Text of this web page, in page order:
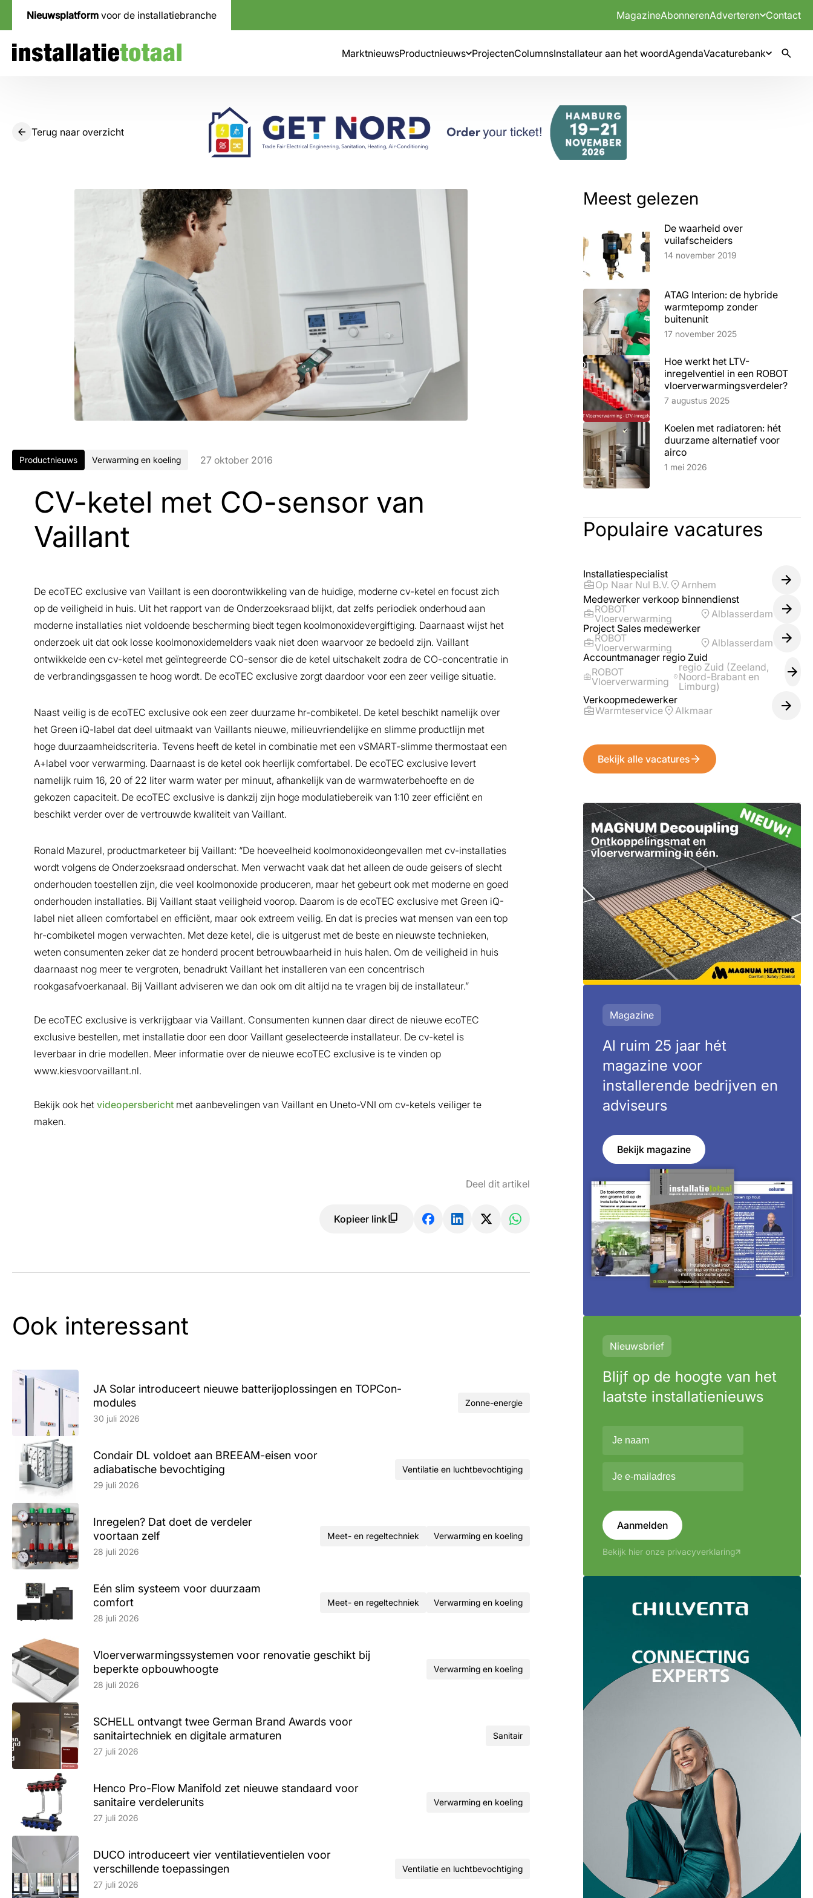
Nieuwsplatform voor de installatiebranche MagazineAbonnerenAdverteren Contact
MarktnieuwsProductnieuws ProjectenColumnsInstallateur aan het woordAgendaVacaturebank
Terug naar overzicht
Productnieuws Verwarming en koeling 27 oktober 2016
CV-ketel met CO-sensor van
Vaillant
De ecoTEC exclusive van Vaillant is een doorontwikkeling van de huidige, moderne cv-ketel en focust zich
op de veiligheid in huis. Uit het rapport van de Onderzoeksraad blijkt, dat zelfs periodiek onderhoud aan
moderne installaties niet voldoende bescherming biedt tegen koolmonoxidevergiftiging. Daarnaast wijst het
onderzoek uit dat ook losse koolmonoxidemelders vaak niet doen waarvoor ze bedoeld zijn. Vaillant
ontwikkelde een cv-ketel met geïntegreerde CO-sensor die de ketel uitschakelt zodra de CO-concentratie in
de verbrandingsgassen te hoog wordt. De ecoTEC exclusive zorgt daardoor voor een zeer veilige situatie.
Naast veilig is de ecoTEC exclusive ook een zeer duurzame hr-combiketel. De ketel beschikt namelijk over
het Green iQ-label dat deel uitmaakt van Vaillants nieuwe, milieuvriendelijke en slimme productlijn met
hoge duurzaamheidscriteria. Tevens heeft de ketel in combinatie met een vSMART-slimme thermostaat een
A+label voor verwarming. Daarnaast is de ketel ook heerlijk comfortabel. De ecoTEC exclusive levert
namelijk ruim 16, 20 of 22 liter warm water per minuut, afhankelijk van de warmwaterbehoefte en de
gekozen capaciteit. De ecoTEC exclusive is dankzij zijn hoge modulatiebereik van 1:10 zeer efficiënt en
beschikt verder over de vertrouwde kwaliteit van Vaillant.
Ronald Mazurel, productmarketeer bij Vaillant: “De hoeveelheid koolmonoxideongevallen met cv-installaties
wordt volgens de Onderzoeksraad onderschat. Men verwacht vaak dat het alleen de oude geisers of slecht
onderhouden toestellen zijn, die veel koolmonoxide produceren, maar het gebeurt ook met moderne en goed
onderhouden installaties. Bij Vaillant staat veiligheid voorop. Daarom is de ecoTEC exclusive met Green iQ-
label niet alleen comfortabel en efficiënt, maar ook extreem veilig. En dat is precies wat mensen van een top
hr-combiketel mogen verwachten. Met deze ketel, die is uitgerust met de beste en nieuwste technieken,
weten consumenten zeker dat ze honderd procent betrouwbaarheid in huis halen. Om de veiligheid in huis
daarnaast nog meer te vergroten, benadrukt Vaillant het installeren van een concentrisch
rookgasafvoerkanaal. Bij Vaillant adviseren we dan ook om dit altijd na te vragen bij de installateur.”
De ecoTEC exclusive is verkrijgbaar via Vaillant. Consumenten kunnen daar direct de nieuwe ecoTEC
exclusive bestellen, met installatie door een door Vaillant geselecteerde installateur. De cv-ketel is
leverbaar in drie modellen. Meer informatie over de nieuwe ecoTEC exclusive is te vinden op
www.kiesvoorvaillant.nl.
Bekijk ook het videopersbericht met aanbevelingen van Vaillant en Uneto-VNI om cv-ketels veiliger te
maken.
Deel dit artikel
Kopieer link
Ook interessant
JA Solar introduceert nieuwe batterijoplossingen en TOPCon-
modules
Lees artikel
30 juli 2026
Zonne-energie
Condair DL voldoet aan BREEAM-eisen voor
adiabatische bevochtiging
Lees artikel
29 juli 2026
Ventilatie en luchtbevochtiging
Inregelen? Dat doet de verdeler
voortaan zelf
Lees artikel
28 juli 2026
Meet- en regeltechniek Verwarming en koeling
Eén slim systeem voor duurzaam
comfort
Lees artikel
28 juli 2026
Meet- en regeltechniek Verwarming en koeling
Vloerverwarmingssystemen voor renovatie geschikt bij
beperkte opbouwhoogte
Lees artikel
28 juli 2026
Verwarming en koeling
SCHELL ontvangt twee German Brand Awards voor
sanitairtechniek en digitale armaturen
Lees artikel
27 juli 2026
Sanitair
Henco Pro-Flow Manifold zet nieuwe standaard voor
sanitaire verdelerunits
Lees artikel
27 juli 2026
Verwarming en koeling
DUCO introduceert vier ventilatieventielen voor
verschillende toepassingen
Lees artikel
27 juli 2026
Ventilatie en luchtbevochtiging
Meest gelezen
De waarheid over
vuilafscheiders
Lees artikel
14 november 2019
ATAG Interion: de hybride
warmtepomp zonder
buitenunit
Lees artikel
17 november 2025
Hoe werkt het LTV-
inregelventiel in een ROBOT
vloerverwarmingsverdeler?
Lees artikel
7 augustus 2025
Koelen met radiatoren: hét
duurzame alternatief voor
aircoLees artikel
1 mei 2026
Populaire vacatures
Installatiespecialist
Op Naar Nul B.V.
Arnhem
Medewerker verkoop binnendienst
ROBOT
Vloerverwarming
Alblasserdam
Project Sales medewerker
ROBOT
Vloerverwarming
Alblasserdam
Accountmanager regio Zuid
ROBOT
Vloerverwarming
regio Zuid (Zeeland,
Noord-Brabant en
Limburg)
Verkoopmedewerker
Warmteservice
Alkmaar
Bekijk alle vacatures
Magazine
Al ruim 25 jaar hét
magazine voor
installerende bedrijven en
adviseurs
Bekijk magazine
Nieuwsbrief
Blijf op de hoogte van het
laatste installatienieuws
Aanmelden
Bekijk hier onze privacyverklaring